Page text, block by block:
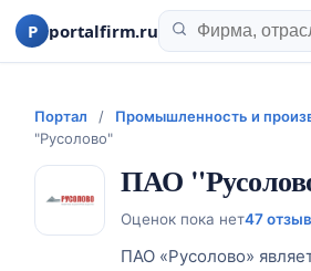
P portalfirm.ru
Портал / Промышленность и
"Русолово"
ПАО
Оценок пока нет47
ПАО «Русолово»